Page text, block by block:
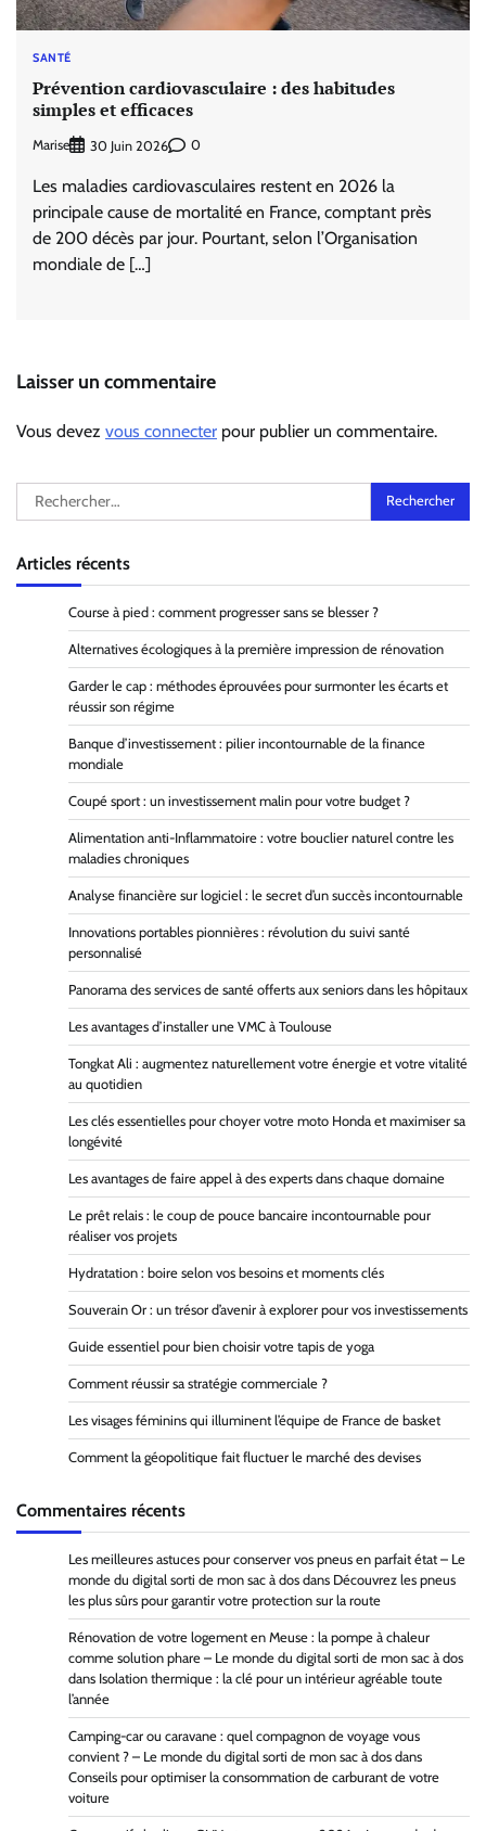
SANTÉ
Prévention cardiovasculaire : des habitudes
simples et efficaces
Marise 30 Juin 2026 0
Les maladies cardiovasculaires restent en 2026 la
principale cause de mortalité en France, comptant près
de 200 décès par jour. Pourtant, selon l’Organisation
mondiale de […]
Laisser un commentaire
Vous devez vous connecter pour publier un commentaire.
Rechercher :
Articles récents
Course à pied : comment progresser sans se blesser ?
Alternatives écologiques à la première impression de rénovation
Garder le cap : méthodes éprouvées pour surmonter les écarts et
réussir son régime
Banque d’investissement : pilier incontournable de la finance
mondiale
Coupé sport : un investissement malin pour votre budget ?
Alimentation anti-Inflammatoire : votre bouclier naturel contre les
maladies chroniques
Analyse financière sur logiciel : le secret d’un succès incontournable
Innovations portables pionnières : révolution du suivi santé
personnalisé
Panorama des services de santé offerts aux seniors dans les hôpitaux
Les avantages d’installer une VMC à Toulouse
Tongkat Ali : augmentez naturellement votre énergie et votre vitalité
au quotidien
Les clés essentielles pour choyer votre moto Honda et maximiser sa
longévité
Les avantages de faire appel à des experts dans chaque domaine
Le prêt relais : le coup de pouce bancaire incontournable pour
réaliser vos projets
Hydratation : boire selon vos besoins et moments clés
Souverain Or : un trésor d’avenir à explorer pour vos investissements
Guide essentiel pour bien choisir votre tapis de yoga
Comment réussir sa stratégie commerciale ?
Les visages féminins qui illuminent l’équipe de France de basket
Comment la géopolitique fait fluctuer le marché des devises
Commentaires récents
Les meilleures astuces pour conserver vos pneus en parfait état – Le
monde du digital sorti de mon sac à dos dans Découvrez les pneus
les plus sûrs pour garantir votre protection sur la route
Rénovation de votre logement en Meuse : la pompe à chaleur
comme solution phare – Le monde du digital sorti de mon sac à dos
dans Isolation thermique : la clé pour un intérieur agréable toute
l’année
Camping-car ou caravane : quel compagnon de voyage vous
convient ? – Le monde du digital sorti de mon sac à dos dans
Conseils pour optimiser la consommation de carburant de votre
voiture